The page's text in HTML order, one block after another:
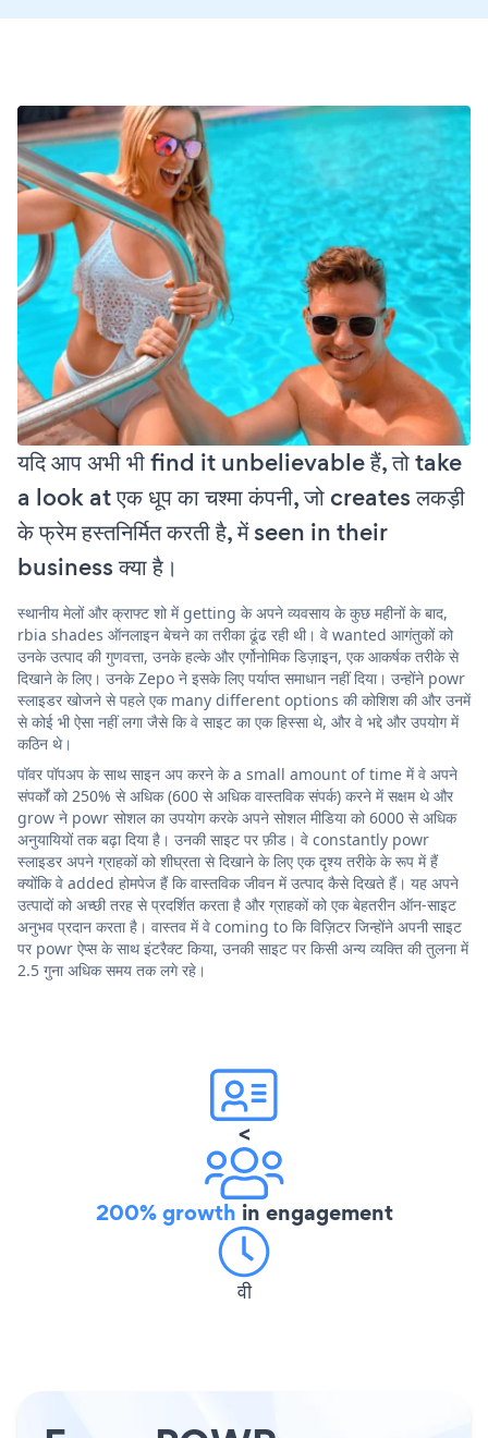
यदि आप अभी भी find it unbelievable हैं, तो take
a look at एक धूप का चश्मा कंपनी, जो creates लकड़ी
के फ्रेम हस्तनिर्मित करती है, में seen in their
business क्या है।
स्थानीय मेलों और क्राफ्ट शो में getting के अपने व्यवसाय के कुछ महीनों के बाद,
rbia shades ऑनलाइन बेचने का तरीका ढूंढ रही थी। वे wanted आगंतुकों को
उनके उत्पाद की गुणवत्ता, उनके हल्के और एर्गोनोमिक डिज़ाइन, एक आकर्षक तरीके से
दिखाने के लिए। उनके Zepo ने इसके लिए पर्याप्त समाधान नहीं दिया। उन्होंने powr
स्लाइडर खोजने से पहले एक many different options की कोशिश की और उनमें
से कोई भी ऐसा नहीं लगा जैसे कि वे साइट का एक हिस्सा थे, और वे भद्दे और उपयोग में
कठिन थे।
पॉवर पॉपअप के साथ साइन अप करने के a small amount of time में वे अपने
संपर्कों को 250% से अधिक (600 से अधिक वास्तविक संपर्क) करने में सक्षम थे और
grow ने powr सोशल का उपयोग करके अपने सोशल मीडिया को 6000 से अधिक
अनुयायियों तक बढ़ा दिया है। उनकी साइट पर फ़ीड। वे constantly powr
स्लाइडर अपने ग्राहकों को शीघ्रता से दिखाने के लिए एक दृश्य तरीके के रूप में हैं
क्योंकि वे added होमपेज हैं कि वास्तविक जीवन में उत्पाद कैसे दिखते हैं। यह अपने
उत्पादों को अच्छी तरह से प्रदर्शित करता है और ग्राहकों को एक बेहतरीन ऑन-साइट
अनुभव प्रदान करता है। वास्तव में वे coming to कि विज़िटर जिन्होंने अपनी साइट
पर powr ऐप्स के साथ इंटरैक्ट किया, उनकी साइट पर किसी अन्य व्यक्ति की तुलना में
2.5 गुना अधिक समय तक लगे रहे।
<
200% growth in engagement
वी